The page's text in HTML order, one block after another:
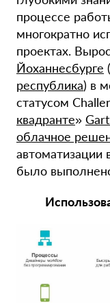
процессе
многократно
проектах.
Йоханнесбурге (
республика) в
статусом
квадранте»
облачное
автоматизации
было